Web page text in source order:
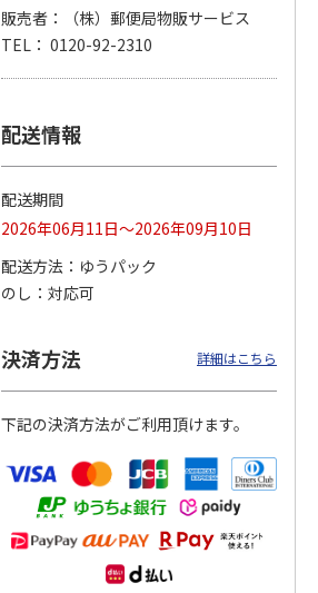
【グリーティング切
円…
4.8（11）
5,500円
4.6（7）
11,000円
販売者：（株）郵便局物販サービス
TEL： 0120-92-2310
配送情報
配送期間
2026年06月11日～2026年09月10日
配送方法
ゆうパック
のし
対応可
決済方法 詳細はこちら
下記の決済方法がご利用頂けます。